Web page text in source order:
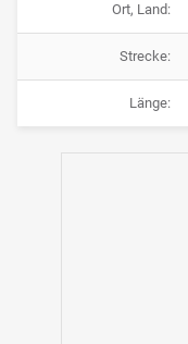
Ort, Land:
Strecke:
Länge: